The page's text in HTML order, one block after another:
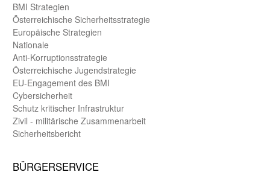
BMI Strategien
Öster­reichische Sicherheits­strategie
Europäische Strategien
Nationale
Anti-Korruptions­strategie
Öster­reichische Jugend­strategie
EU-Engagement des BMI
Cybersicherheit
Schutz kritischer Infra­struktur
Zivil - militärische Zusammen­arbeit
Sicherheits­bericht
BÜRGER­SERVICE